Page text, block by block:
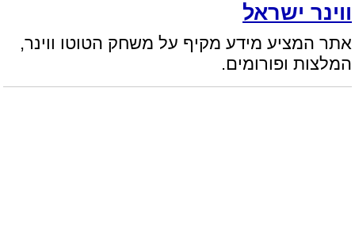
ווינר ישראל
אתר המציע מידע מקיף על משחק הטוטו ווינר,
המלצות ופורומים.